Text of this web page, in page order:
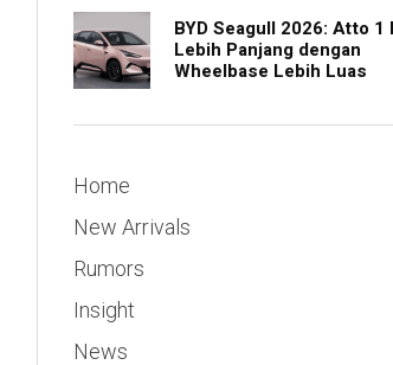
BYD Seagull 2026: Atto 1
Lebih Panjang dengan
Wheelbase Lebih Luas
Home
New Arrivals
Rumors
Insight
News